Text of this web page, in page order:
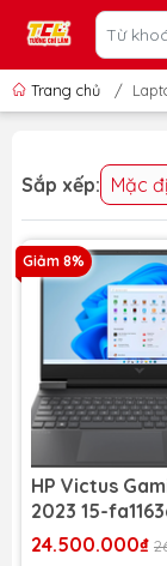
Trang chủ /
Sắp xếp: Mặc
Giảm 8%
HP Victus
2023 15-
12650H | RAM
24.500.000₫